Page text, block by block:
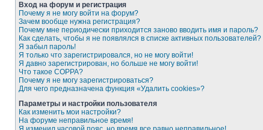
Вход на форум и регистрация
Почему я не могу войти на форум?
Зачем вообще нужна регистрация?
Почему мне периодически приходится заново вводить имя и пароль?
Как сделать, чтобы я не появлялся в списке активных пользователей?
Я забыл пароль!
Я только что зарегистрировался, но не могу войти!
Я давно зарегистрирован, но больше не могу войти!
Что такое COPPA?
Почему я не могу зарегистрироваться?
Для чего предназначена функция «Удалить cookies»?
Параметры и настройки пользователя
Как изменить мои настройки?
На форуме неправильное время!